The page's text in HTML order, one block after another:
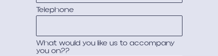
Telephone
What would you like us to accompany
you on??